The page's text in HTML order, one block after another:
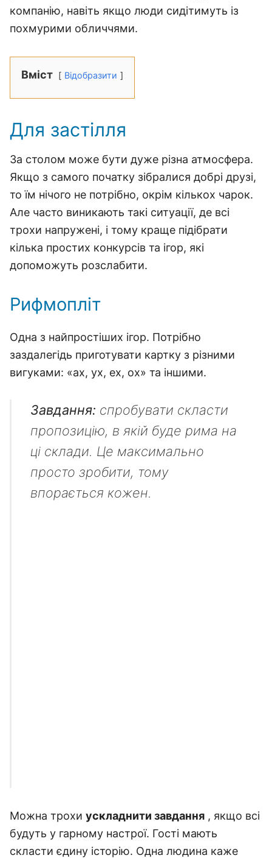
компанію, навіть якщо люди сидітимуть із
похмурими обличчями.
Вміст Відобразити
Для застілля
За столом може бути дуже різна атмосфера.
Якщо з самого початку зібралися добрі друзі,
то їм нічого не потрібно, окрім кількох чарок.
Але часто виникають такі ситуації, де всі
трохи напружені, і тому краще підібрати
кілька простих конкурсів та ігор, які
допоможуть розслабити.
Рифмопліт
Одна з найпростіших ігор. Потрібно
заздалегідь приготувати картку з різними
вигуками: «ах, ух, ех, ох» та іншими.
Завдання: спробувати скласти
пропозицію, в якій буде рима на
ці склади. Це максимально
просто зробити, тому
впорається кожен.
Можна трохи ускладнити завдання , якщо всі
будуть у гарному настрої. Гості мають
скласти єдину історію. Одна людина каже